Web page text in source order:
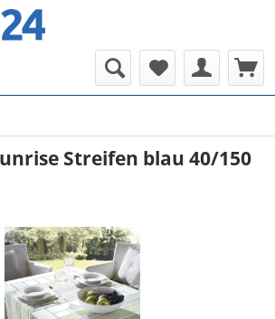
Streifen blau 40/150